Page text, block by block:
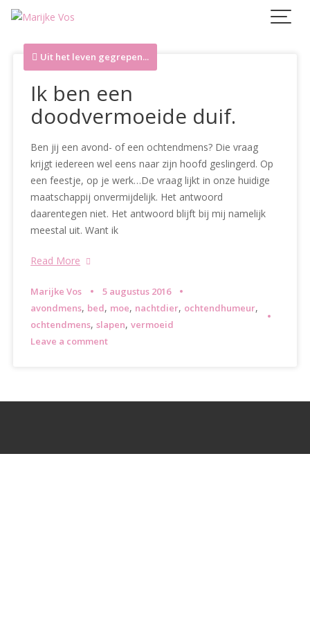
Skip
content
Uit het leven gegrepen...
Ik ben een
doodvermoeide duif.
Ben jij een avond- of een ochtendmens? Die vraag
krijgt iedereen wel eens naar zijn hoofd geslingerd. Op
een feestje, op je werk…De vraag lijkt in onze huidige
maatschappij onvermijdelijk. Het antwoord
daarentegen niet. Het antwoord blijft bij mij namelijk
meestal uit. Want ik
Read More
Marijke Vos
5 augustus 2016
avondmens, bed, moe, nachtdier, ochtendhumeur,
ochtendmens,slapen,vermoeid
Leave a comment